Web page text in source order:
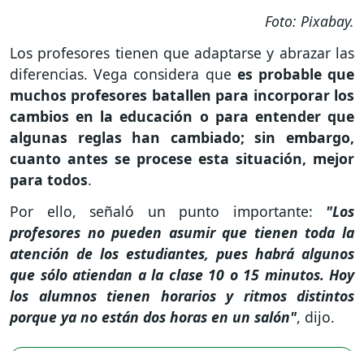
Foto: Pixabay.
Los profesores tienen que adaptarse y abrazar las
diferencias. Vega considera que es probable que
muchos profesores batallen para incorporar los
cambios en la educación o para entender que
algunas reglas han cambiado; sin embargo,
cuanto antes se procese esta situación, mejor
para todos.
Por ello, señaló un punto importante: "Los
profesores no pueden asumir que tienen toda la
atención de los estudiantes, pues habrá algunos
que sólo atiendan a la clase 10 o 15 minutos. Hoy
los alumnos tienen horarios y ritmos distintos
porque ya no están dos horas en un salón", dijo.